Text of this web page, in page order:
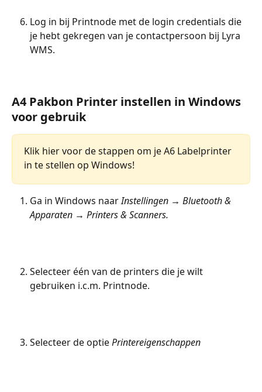
Log in bij Printnode met de login credentials die
je hebt gekregen van je contactpersoon bij Lyra
WMS.
A4 Pakbon Printer instellen in Windows
voor gebruik
Klik hier voor de stappen om je A6 Labelprinter
in te stellen op Windows!
Ga in Windows naar Instellingen → Bluetooth &
Apparaten → Printers & Scanners.
Selecteer één van de printers die je wilt
gebruiken i.c.m. Printnode.
Selecteer de optie Printereigenschappen